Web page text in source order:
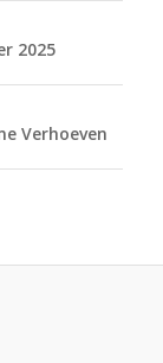
2025
Verhoeven